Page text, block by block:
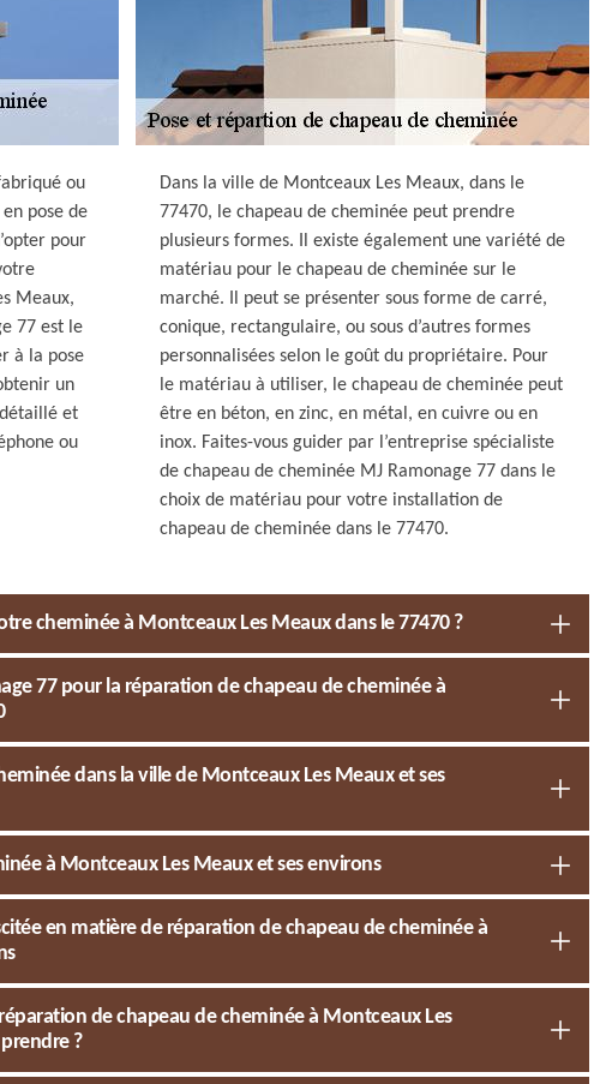
ou
pose de
pour
Meaux,
77 est le
à la pose
un
et
ou
Dans la ville de Montceaux Les Meaux, dans le
77470, le chapeau de cheminée peut prendre
plusieurs formes. Il existe également une variété de
matériau pour le chapeau de cheminée sur le
marché. Il peut se présenter sous forme de carré,
conique, rectangulaire, ou sous d’autres formes
personnalisées selon le goût du propriétaire. Pour
le matériau à utiliser, le chapeau de cheminée peut
être en béton, en zinc, en métal, en cuivre ou en
inox. Faites-vous guider par l’entreprise spécialiste
de chapeau de cheminée MJ Ramonage 77 dans le
choix de matériau pour votre installation de
chapeau de cheminée dans le 77470.
cheminée à Montceaux Les Meaux dans le 77470 ?
77 pour la réparation de chapeau de cheminée à
dans la ville de Montceaux Les Meaux et ses
à Montceaux Les Meaux et ses environs
en matière de réparation de chapeau de cheminée à
de chapeau de cheminée à Montceaux Les
?